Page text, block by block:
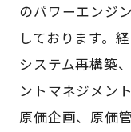
のパワーエンジ
しております。
システム再構築
ントマネジメン
原価企画、原価